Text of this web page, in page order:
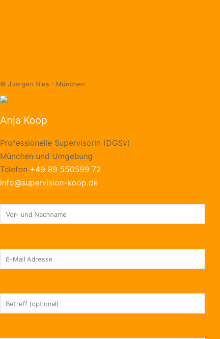
© Juergen Nies - München
Anja Koop
Professionelle Supervisorin (DGSv)
München und Umgebung
Telefon +49 89 550599 72
info@supervision-koop.de